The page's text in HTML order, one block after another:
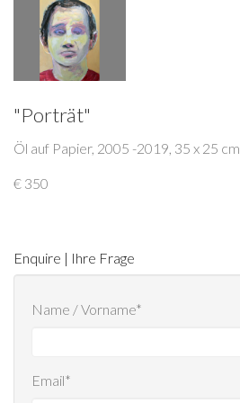
"Porträt"
Öl auf Papier, 2005 -2019, 35 x 25 cm
€ 350
Enquire | Ihre Frage
Name / Vorname*
Email*